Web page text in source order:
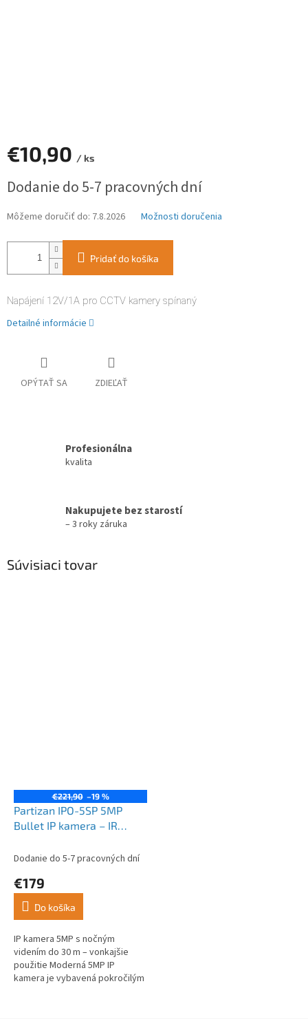
€10,90 / ks
cena:
Dodanie do 5-7 pracovných dní
Môžeme doručiť do: 7.8.2026 Možnosti doručenia
Pridať do košíka
Napájení 12V/1A pro CCTV kamery spínaný
Detailné informácie
OPÝTAŤ SA ZDIEĽAŤ
Profesionálna
kvalita
Nakupujete bez starostí
– 3 roky záruka
Súvisiaci tovar
€221,90 –19 %
Partizan IPO-5SP 5MP
Bullet IP kamera – IR
Dodanie do 5-7 pracovných dní
€179
Do košíka
IP kamera 5MP s nočným
videním do 30 m – vonkajšie
použitie Moderná 5MP IP
kamera je vybavená pokročilým